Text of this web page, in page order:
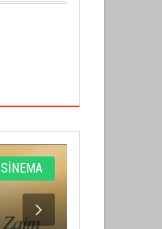
SİNEMA